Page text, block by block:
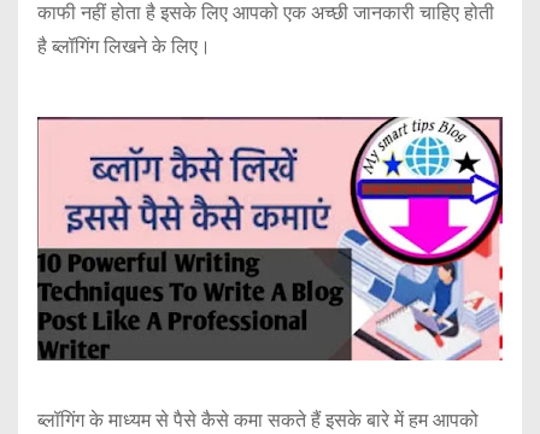
काफी नहीं होता है इसके लिए आपको एक अच्छी जानकारी चाहिए होती
है ब्लॉगिंग लिखने के लिए।
ब्लॉगिंग के माध्यम से पैसे कैसे कमा सकते हैं इसके बारे में हम आपको